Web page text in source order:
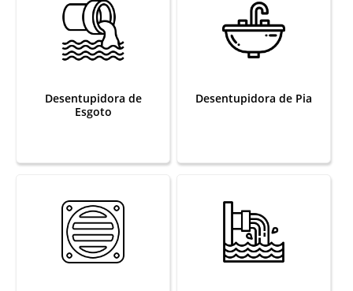
Desentupidora de
Esgoto
Desentupidora de Pia